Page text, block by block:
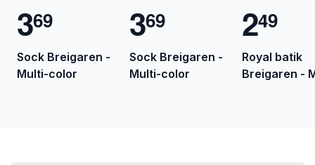
369
Sock Breigaren -
Multi-color
369
Sock Breigaren -
Multi-color
249
Royal batik
Breigaren -